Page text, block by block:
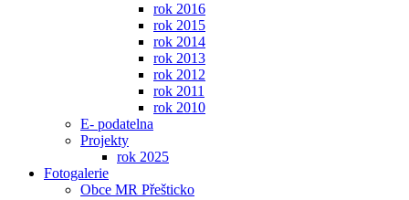
rok 2016
rok 2015
rok 2014
rok 2013
rok 2012
rok 2011
rok 2010
E- podatelna
Projekty
rok 2025
Fotogalerie
Obce MR Přešticko